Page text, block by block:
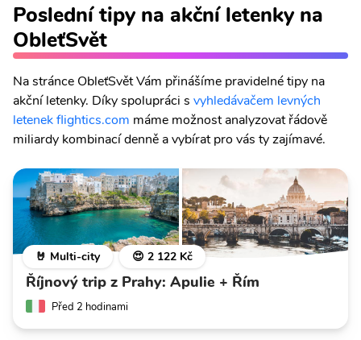
Poslední tipy na akční letenky na
ObleťSvět
Na stránce ObleťSvět Vám přinášíme pravidelné tipy na
akční letenky. Díky spolupráci s vyhledávačem levných
letenek flightics.com máme možnost analyzovat řádově
miliardy kombinací denně a vybírat pro vás ty zajímavé.
🤘 Multi-city 😍 2 122 Kč
Říjnový trip z Prahy: Apulie + Řím
Před 2 hodinami